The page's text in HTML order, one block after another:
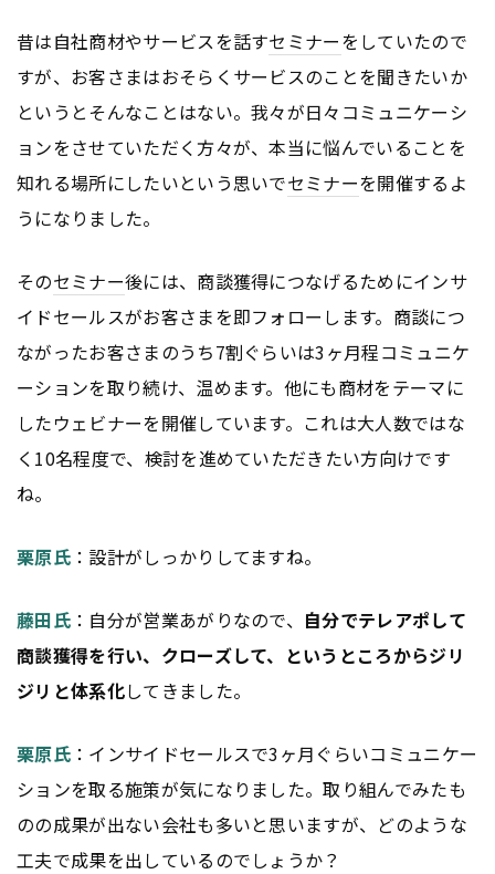
昔は自社商材やサービスを話すセミナーをしていたので
すが、お客さまはおそらくサービスのことを聞きたいか
というとそんなことはない。我々が日々コミュニケーシ
ョンをさせていただく方々が、本当に悩んでいることを
知れる場所にしたいという思いでセミナーを開催するよ
うになりました。
そのセミナー後には、商談獲得につなげるためにインサ
イドセールスがお客さまを即フォローします。商談につ
ながったお客さまのうち7割ぐらいは3ヶ月程コミュニケ
ーションを取り続け、温めます。他にも商材をテーマに
したウェビナーを開催しています。これは大人数ではな
く10名程度で、検討を進めていただきたい方向けです
ね。
栗原氏：設計がしっかりしてますね。
藤田氏：自分が営業あがりなので、 自分でテレアポして
商談獲得を行い、クローズして、というところからジリ
ジリと体系化してきました。
栗原氏：インサイドセールスで3ヶ月ぐらいコミュニケー
ションを取る施策が気になりました。取り組んでみたも
のの成果が出ない会社も多いと思いますが、どのような
工夫で成果を出しているのでしょうか？